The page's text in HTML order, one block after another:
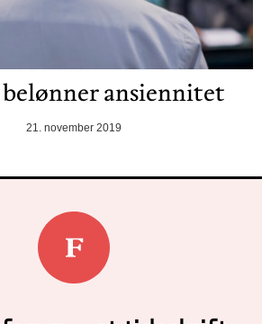
ansiennitet
21. november 2019